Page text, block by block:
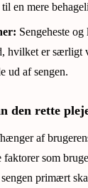
en mere
Sengeheste og
hvilket er særligt
ud af sengen.
den rette
af
som
primært